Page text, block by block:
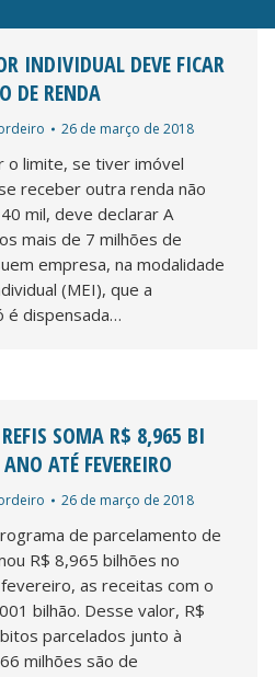
INDIVIDUAL DEVE FICAR
DE RENDA
26 de março de 2018
o limite, se tiver imóvel
receber outra renda não
mil, deve declarar A
mais de 7 milhões de
empresa, na modalidade
(MEI), que a
é dispensada…
SOMA R$ 8,965 BI
ATÉ FEVEREIRO
26 de março de 2018
de parcelamento de
R$ 8,965 bilhões no
as receitas com o
bilhão. Desse valor, R$
parcelados junto à
milhões são de